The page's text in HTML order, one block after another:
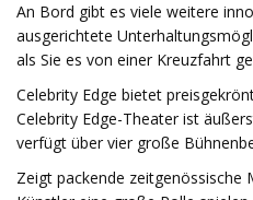
An Bord gibt es viele weitere
ausgerichtete
als Sie es von einer Kreuzfahrt
Celebrity Edge bietet
Celebrity Edge-Theater ist
verfügt über vier große
Zeigt packende zeitgenössische